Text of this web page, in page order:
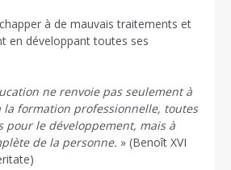
à de mauvais traitements et
en développant toutes ses
ne renvoie pas seulement à
formation professionnelle, toutes
pour le développement, mais à
de la personne. » (Benoît XVI